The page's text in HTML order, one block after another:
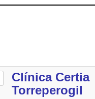
Clínica Certia
Torreperogil